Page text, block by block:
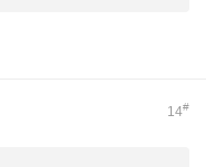
14#